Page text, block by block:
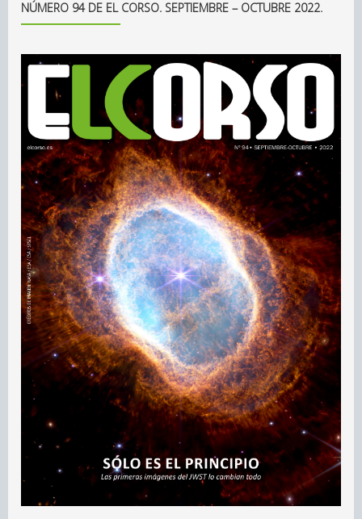
NÚMERO 94 DE EL CORSO. SEPTIEMBRE – OCTUBRE 2022.